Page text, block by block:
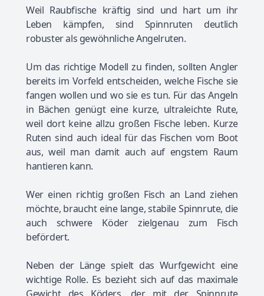
Weil Raubfische kräftig sind und hart um ihr
Leben kämpfen, sind Spinnruten deutlich
robuster als gewöhnliche Angelruten.
Um das richtige Modell zu finden, sollten Angler
bereits im Vorfeld entscheiden, welche Fische sie
fangen wollen und wo sie es tun. Für das Angeln
in Bächen genügt eine kurze, ultraleichte Rute,
weil dort keine allzu großen Fische leben. Kurze
Ruten sind auch ideal für das Fischen vom Boot
aus, weil man damit auch auf engstem Raum
hantieren kann.
Wer einen richtig großen Fisch an Land ziehen
möchte, braucht eine lange, stabile Spinnrute, die
auch schwere Köder zielgenau zum Fisch
befördert.
Neben der Länge spielt das Wurfgewicht eine
wichtige Rolle. Es bezieht sich auf das maximale